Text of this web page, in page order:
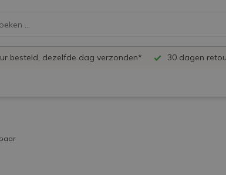
besteld, dezelfde dag verzonden* 30 dagen